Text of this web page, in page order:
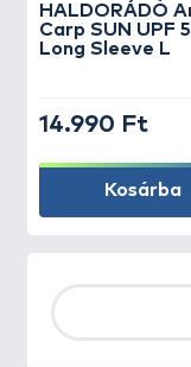
HALDORÁDÓ
Carp SUN UPF
Long Sleeve L
14.990 Ft
Kosárba